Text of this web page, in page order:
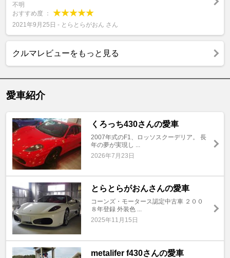
不明
おすすめ度 ：
2021年9月25日 - とらとらがおん さん
クルマレビューをもっと見る
愛車紹介
くろっち430さんの愛車
2007年式のF1、ロッソスクーデリア。 長
年の夢が実現し ...
2026年7月23日
とらとらがおんさんの愛車
コーンズ・モータース認定中古車 ２００
８年登録 外装色 ...
2025年11月15日
metalifer f430さんの愛車